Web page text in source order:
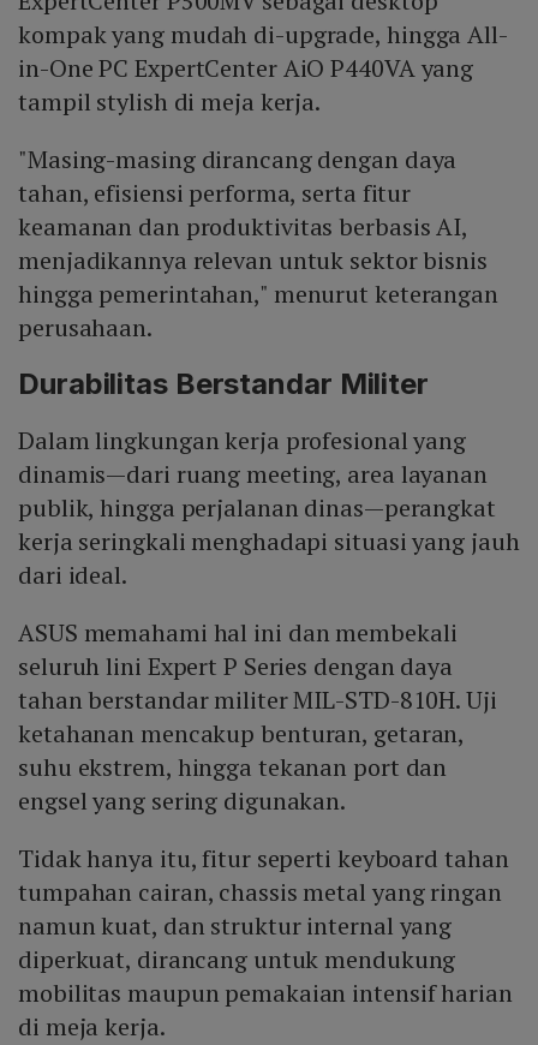
kompak yang mudah di-upgrade, hingga All-
in-One PC ExpertCenter AiO P440VA yang
tampil stylish di meja kerja.
"Masing-masing dirancang dengan daya
tahan, efisiensi performa, serta fitur
keamanan dan produktivitas berbasis AI,
menjadikannya relevan untuk sektor bisnis
hingga pemerintahan," menurut keterangan
perusahaan.
Durabilitas Berstandar Militer
Dalam lingkungan kerja profesional yang
dinamis—dari ruang meeting, area layanan
publik, hingga perjalanan dinas—perangkat
kerja seringkali menghadapi situasi yang jauh
dari ideal.
ASUS memahami hal ini dan membekali
seluruh lini Expert P Series dengan daya
tahan berstandar militer MIL-STD-810H. Uji
ketahanan mencakup benturan, getaran,
suhu ekstrem, hingga tekanan port dan
engsel yang sering digunakan.
Tidak hanya itu, fitur seperti keyboard tahan
tumpahan cairan, chassis metal yang ringan
namun kuat, dan struktur internal yang
diperkuat, dirancang untuk mendukung
mobilitas maupun pemakaian intensif harian
di meja kerja.